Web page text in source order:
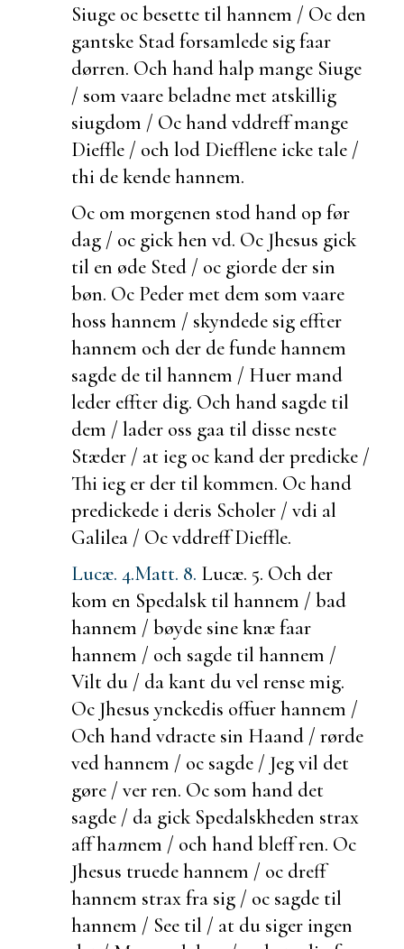
Siuge oc besette til hannem / Oc den
gantske Stad forsamlede sig faar
dørren. Och hand halp mange Siuge
/ som vaare beladne met atskillig
siugdom / Oc hand vddreff mange
Dieffle / och lod Diefflene icke tale /
thi de kende hannem.
Oc om morgenen stod hand op før
dag / oc gick hen vd. Oc Jhesus gick
til en øde Sted / oc giorde der sin
bøn. Oc Peder met dem som vaare
hoss hannem / skyndede sig effter
hannem och der defunde hannem
sagde de til hannem / Huer mand
leder effter dig. Och hand sagde til
dem / lader oss gaa til disse neste
Stæder / at ieg oc kand der predicke /
Thi ieg er der til kommen. Oc hand
predickede i deris Scholer / vdi al
Galilea / Oc vddreff Dieffle.
Lucæ. 4.Matt. 8. Lucæ. 5. Och der
kom en Spedalsk til hannem / bad
hannem / bøyde sine knæ faar
hannem / och sagde til hannem /
Vilt du / da kant du vel rense mig.
Oc Jhesus ynckedis offuer hannem /
Och hand vdracte sin Haand / rørde
ved hannem / oc sagde / Jeg vil det
gøre / ver ren. Oc som hand det
sagde / da gick Spedalskheden strax
aff hannem / och hand bleff ren. Oc
Jhesus truede hannem / oc dreff
hannem strax fra sig / oc sagde til
hannem / See til / at du siger ingen